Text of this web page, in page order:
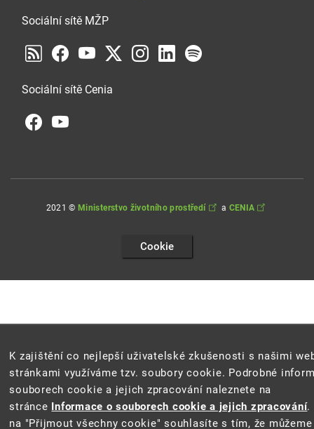
Sociální sítě MŽP
Sociální sítě Cenia
2021 © Ministerstvo životního prostředí a CENIA
Cookie
K zajištění co nejlepší uživatelské zkušenosti s našimi
stránkami využíváme tzv. soubory cookie. Podrobné
souborech cookie a jejich zpracování naleznete na
stránce Informace o souborech cookie a jejich zpracování.
na "Přijmout všechny cookie" souhlasíte s tím, že